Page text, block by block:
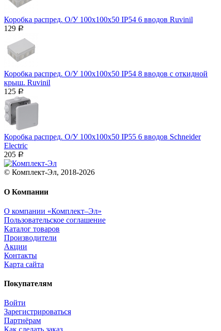
Коробка распред. О/У 100х100х50 IP54 6 вводов Ruvinil
129 Р
Коробка распред. О/У 100х100х50 IP54 8 вводов с откидной
крыш. Ruvinil
125 Р
Коробка распред. О/У 100х100х50 IP55 6 вводов Schneider
Electric
205 Р
© Комплект-Эл, 2018-2026
О Компании
О компании «Комплект–Эл»
Пользовательское соглашение
Каталог товаров
Производители
Акции
Контакты
Карта сайта
Покупателям
Войти
Зарегистрироваться
Партнёрам